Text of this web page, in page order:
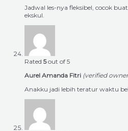
Jadwal les-nya fleksibel, cocok
ekskul.
Rated 5out of 5
Aurel Amanda Fitri (verified
Anakku jadi lebih teratur waktu